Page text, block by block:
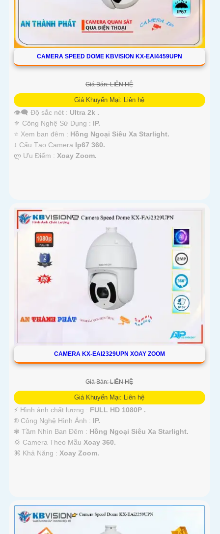
CAMERA SPEED DOME KBVISION KX-EAI4459UPN
Giá Bán: LIÊN HỆ
Giá Khuyến Mại: Liên hệ
👁️‍🗨 Độ sắc nét : Ultra 2k .
⚜️ Công Nghệ Sử Dụng : IP.
⭐ Xem ban đêm : Hồng Ngoại Siêu Xa Starlight.
↕️ Cấu Tạo Camera Ip67 360.
️ლ Ưu Điểm : Xoay Zoom.
CAMERA KX-EAI2329UPN XOAY ZOOM
Giá Bán: LIÊN HỆ
Giá Khuyến Mại: Liên hệ
️⚡ Hình ảnh chất lượng : FULL HD 1080P .
®️ Công Nghệ Hình Ảnh : IP.
❃ Tầm Nhìn Ban Đêm : Hồng Ngoại Siêu Xa Starlight.
💢 Camera Theo Mẫu Xoay 360.
️⌘ Khả Năng : Xoay Zoom.